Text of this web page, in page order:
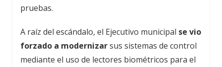
pruebas.
A raíz del escándalo, el Ejecutivo municipal se vio
forzado a modernizarsus sistemas de control
mediante el uso de lectores biométricos para el